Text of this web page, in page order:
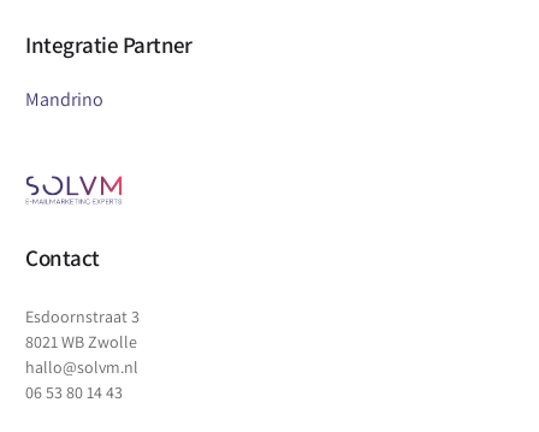
Integratie Partner
Mandrino
Contact
Esdoornstraat 3
8021 WB Zwolle
hallo@solvm.nl
06 53 80 14 43